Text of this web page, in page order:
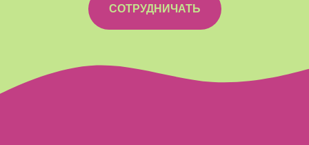
СОТРУДНИЧАТЬ